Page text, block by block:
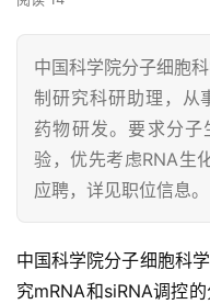
中国科学院分子细胞
制研究科研助理，从
药物研发。要求分
验，优先考虑RNA生
应聘，详见职位信息。
中国科学院分子细胞科
究mRNA和siRNA调控